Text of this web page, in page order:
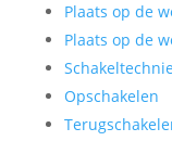
Plaats op de
Plaats op de
Opschakelen